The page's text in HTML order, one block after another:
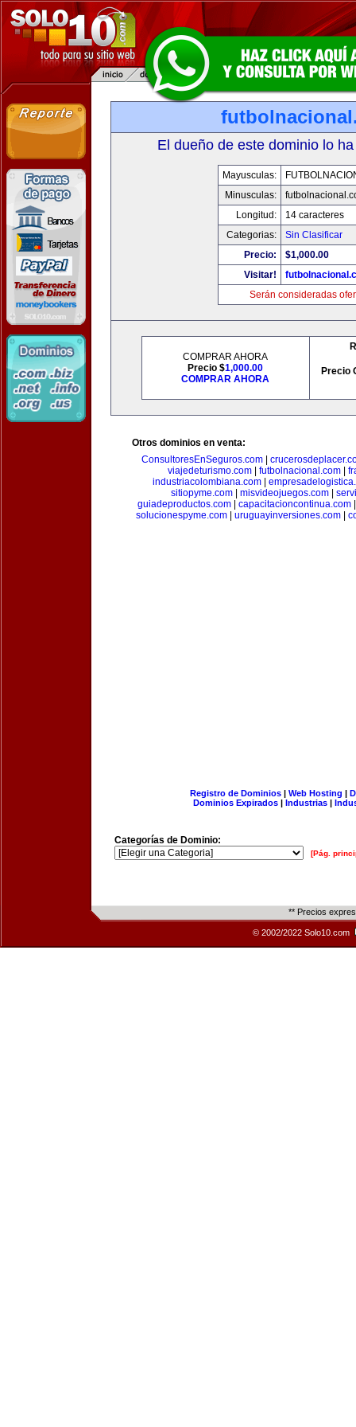
El dueño de este dominio lo
Mayusculas:
Minusculas:
Longitud:
14 caracteres
Categorias:
Sin Clasificar
Precio:
$1,000.00
Visitar!
Serán consideradas
COMPRAR AHORA
Precio $1,000.00
COMPRAR AHORA
Precio
Otros dominios en venta:
ConsultoresEnSeguros.com|
viajedeturismo.com| futbolnacional.com|
industriacolombiana.com|
sitiopyme.com| misvideojuegos.com|
guiadeproductos.com| capacitacioncontinua.com
solucionespyme.com
uruguayinversiones.com
Registro de Dominios| Web Hosting |
Dominios Expirados | Industrias |
Categorías de Dominio:
[Pág.
** Precios
© 2002/2022 Solo10.com